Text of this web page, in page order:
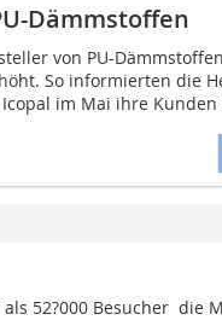
Dämmstoffen
von PU-
So informierten die
im Mai ihre Kunden
52?000 Besucher  die